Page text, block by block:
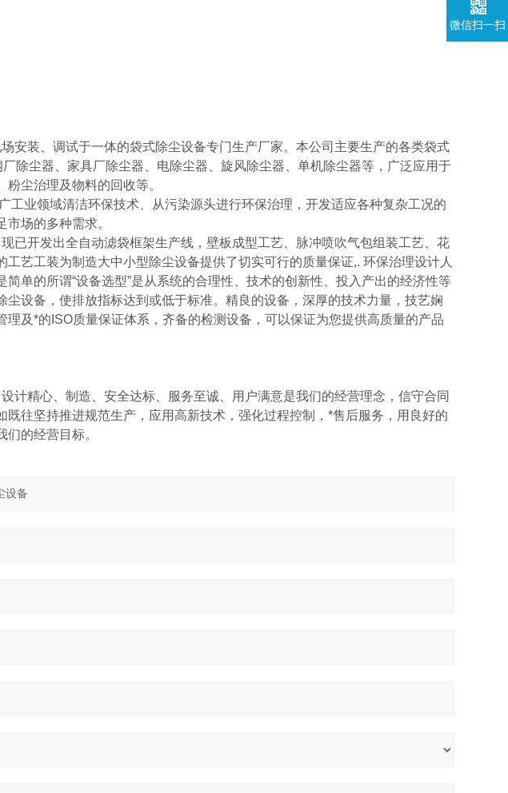
安装、调试于一体的袋式除尘设备专门生产厂家。本公司主要生产的各类袋式
除尘器、家具厂除尘器、电除尘器、旋风除尘器、单机除尘器等，广泛应用于
尘治理及物料的回收等。
业领域清洁环保技术、从污染源头进行环保治理，开发适应各种复杂工况的
市场的多种需求。
开发出全自动滤袋框架生产线，壁板成型工艺、脉冲喷吹气包组装工艺、花
艺工装为制造大中小型除尘设备提供了切实可行的质量保证,. 环保治理设计人
单的所谓“设备选型”是从系统的合理性、技术的创新性、投入产出的经济性等
设备，使排放指标达到或低于标准。精良的设备，深厚的技术力量，技艺娴
及*的ISO质量保证体系，齐备的检测设备，可以保证为您提供高质量的产品
精心、制造、安全达标、服务至诚、用户满意是我们的经营理念，信守合同
往坚持推进规范生产，应用高新技术，强化过程控制，*售后服务，用良好的
的经营目标。
微信扫一扫